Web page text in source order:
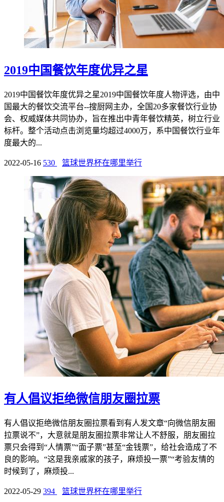
2019中国餐饮年度优异之星
2019中国餐饮年度优异之星2019中国餐饮年度人物评选，由中
国最大的餐饮交流平台--搜厨网主办，全国20多家餐饮行业协
会、权威媒体共同协办，旨在推出中青年餐饮精英，树立行业
标杆。整个活动点击浏览量均超过4000万，系中国餐饮行业年
度最大的...
2022-05-16 530 篮球世界杯在哪里举行
有人倡议拒绝微信朋友圈拉票
有人倡议拒绝微信朋友圈拉票看到有人发文章“向微信朋友圈
拉票说不”，大意就是朋友圈拉票非常让人不舒服，朋友圈拉
票只会得到“人情票”“面子票”甚至“金钱票”，给社会造成了不
良的影响。“这是我亲戚家的孩子，麻烦投一票”“考验友情的
时候到了，麻烦投...
2022-05-29 394 篮球世界杯在哪里举行